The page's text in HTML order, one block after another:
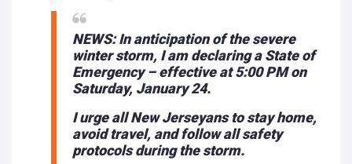
NEWS: In anticipation of the severe
winter storm, I am declaring a State of
Emergency – effective at 5:00 PM on
Saturday, January 24.
I urge all New Jerseyans to stay home,
avoid travel, and follow all safety
protocols during the storm.